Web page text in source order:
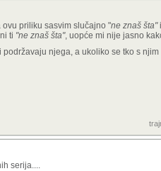
priliku sasvim slučajno "ne znaš šta"i
ti "ne znaš šta", uopće mi nije jasno
njega, a ukoliko se tko s njim
serija....